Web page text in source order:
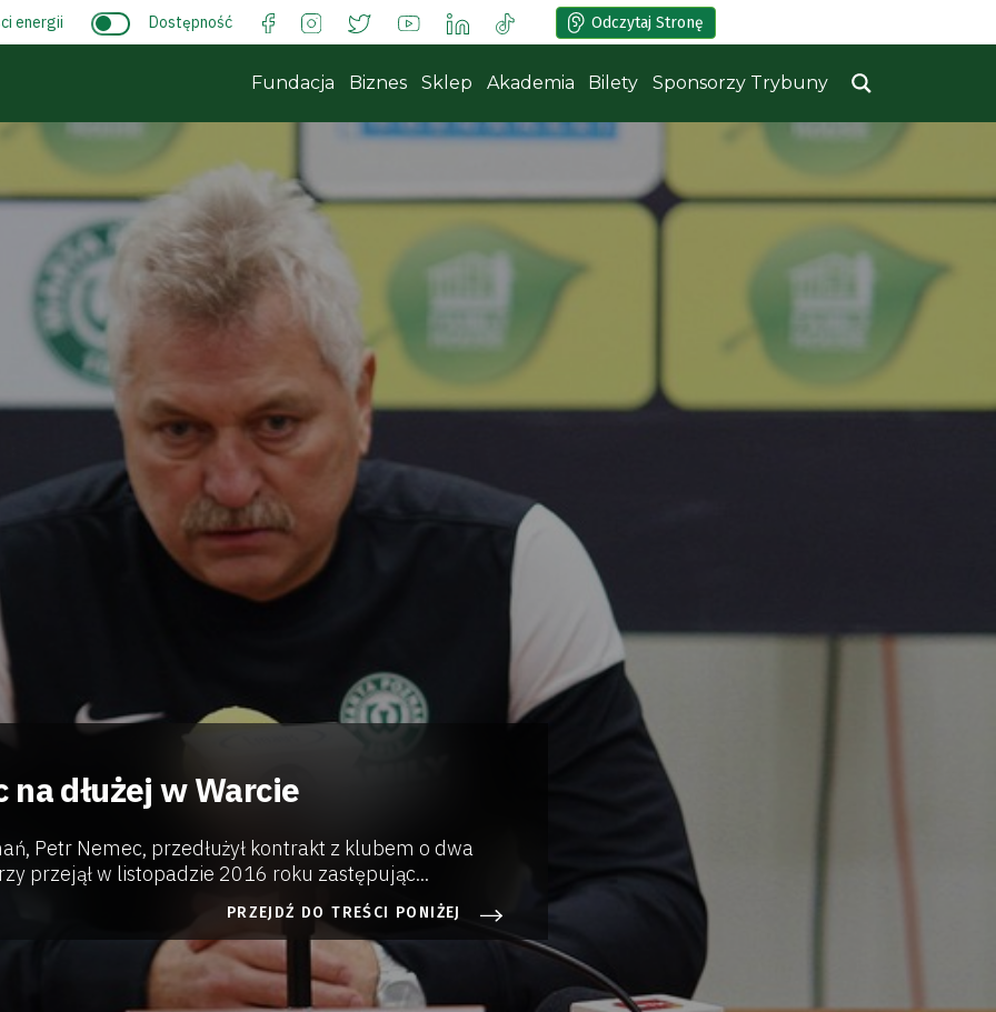
energii Dostępność Odczytaj Stronę
Fundacja Biznes Sklep Akademia Bilety Sponsorzy Trybuny
na dłużej w Warcie
Petr Nemec, przedłużył kontrakt z klubem o dwa
przejął w listopadzie 2016 roku zastępując...
PRZEJDŹ DO TREŚCI PONIŻEJ